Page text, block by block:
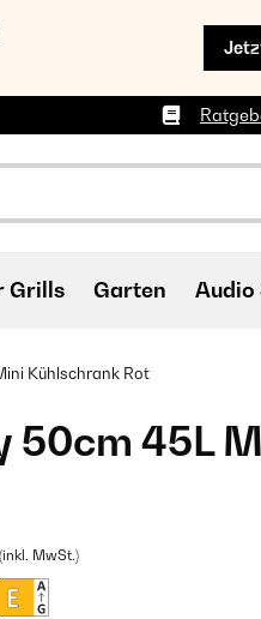
Grills Garten Audio
Kühlschrank​ Rot
50cm 45L
(inkl. MwSt.)